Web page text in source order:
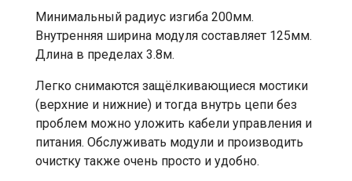
Минимальный радиус изгиба 200мм.
Внутренняя ширина модуля составляет 125мм.
Длина в пределах 3.8м.
Легко снимаются защёлкивающиеся мостики
(верхние и нижние) и тогда внутрь цепи без
проблем можно уложить кабели управления и
питания. Обслуживать модули и производить
очистку также очень просто и удобно.